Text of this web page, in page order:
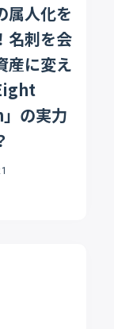
属人化を
名刺を会
産に変え
の実力